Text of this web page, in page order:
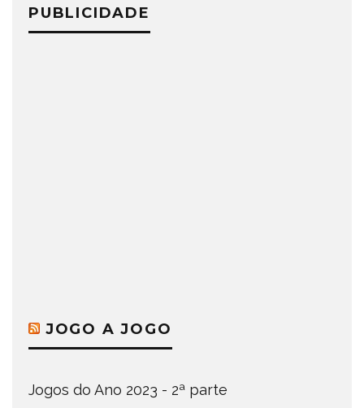
PUBLICIDADE
JOGO A JOGO
Jogos do Ano 2023 - 2ª parte